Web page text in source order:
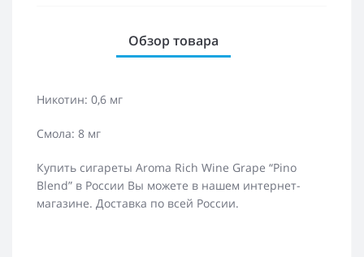
Обзор товара
Никотин: 0,6 мг
Смола: 8 мг
Купить сигареты Aroma Rich Wine Grape “Pino
Blend” в России Вы можете в нашем интернет-
магазине. Доставка по всей России.